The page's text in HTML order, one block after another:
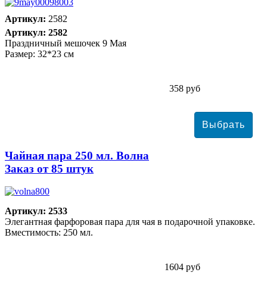
Артикул: 2582
Артикул: 2582
Праздничный мешочек 9 Мая
Размер: 32*23 см
358 руб
Чайная пара 250 мл. Волна
Заказ от 85 штук
Артикул: 2533
Элегантная фарфоровая пара для чая в подарочной упаковке.
Вместимость: 250 мл.
1604 руб